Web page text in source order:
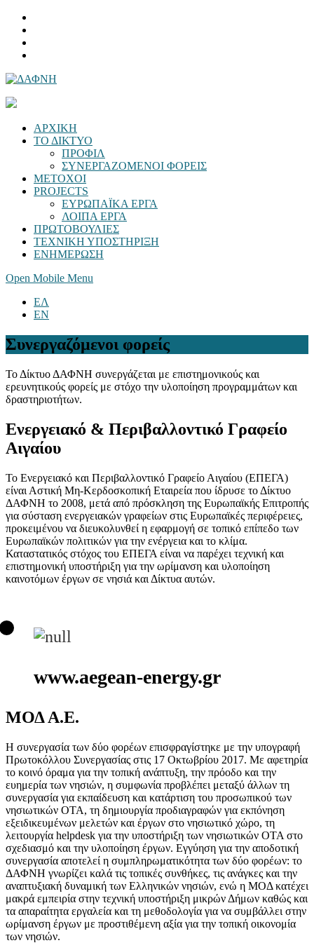
ΑΡΧΙΚΗ
ΤΟ ΔΙΚΤΥΟ
ΠΡΟΦΙΛ
ΣΥΝΕΡΓΑΖΟΜΕΝΟΙ ΦΟΡΕΙΣ
ΜΕΤΟΧΟΙ
PROJECTS
ΕΥΡΩΠΑΪΚΑ ΕΡΓΑ
ΛΟΙΠΑ ΕΡΓΑ
ΠΡΩΤΟΒΟΥΛΙΕΣ
ΤΕΧΝΙΚΗ ΥΠΟΣΤΗΡΙΞΗ
ΕΝΗΜΕΡΩΣΗ
Open Mobile Menu
ΕΛ
EN
Συνεργαζόμενοι φορείς
Το Δίκτυο ΔΑΦΝΗ συνεργάζεται με επιστημονικούς και
ερευνητικούς φορείς με στόχο την υλοποίηση προγραμμάτων και
δραστηριοτήτων.
Ενεργειακό & Περιβαλλοντικό Γραφείο
Αιγαίου
Το Ενεργειακό και Περιβαλλοντικό Γραφείο Αιγαίου (ΕΠΕΓΑ)
είναι Αστική Μη-Κερδοσκοπική Εταιρεία που ίδρυσε το Δίκτυο
ΔΑΦΝΗ το 2008, μετά από πρόσκληση της Ευρωπαϊκής Επιτροπής
για σύσταση ενεργειακών γραφείων στις Ευρωπαϊκές περιφέρειες,
προκειμένου να διευκολυνθεί η εφαρμογή σε τοπικό επίπεδο των
Ευρωπαϊκών πολιτικών για την ενέργεια και το κλίμα.
Καταστατικός στόχος του ΕΠΕΓΑ είναι να παρέχει τεχνική και
επιστημονική υποστήριξη για την ωρίμανση και υλοποίηση
καινοτόμων έργων σε νησιά και Δίκτυα αυτών.
www.aegean-energy.gr
ΜΟΔ Α.Ε.
Η συνεργασία των δύο φορέων επισφραγίστηκε με την υπογραφή
Πρωτοκόλλου Συνεργασίας στις 17 Οκτωβρίου 2017. Με αφετηρία
το κοινό όραμα για την τοπική ανάπτυξη, την πρόοδο και την
ευημερία των νησιών, η συμφωνία προβλέπει μεταξύ άλλων τη
συνεργασία για εκπαίδευση και κατάρτιση του προσωπικού των
νησιωτικών ΟΤΑ, τη δημιουργία προδιαγραφών για εκπόνηση
εξειδικευμένων μελετών και έργων στο νησιωτικό χώρο, τη
λειτουργία helpdesk για την υποστήριξη των νησιωτικών ΟΤΑ στο
σχεδιασμό και την υλοποίηση έργων. Εγγύηση για την αποδοτική
συνεργασία αποτελεί η συμπληρωματικότητα των δύο φορέων: το
ΔΑΦΝΗ γνωρίζει καλά τις τοπικές συνθήκες, τις ανάγκες και την
αναπτυξιακή δυναμική των Ελληνικών νησιών, ενώ η ΜΟΔ κατέχει
μακρά εμπειρία στην τεχνική υποστήριξη μικρών Δήμων καθώς και
τα απαραίτητα εργαλεία και τη μεθοδολογία για να συμβάλλει στην
ωρίμανση έργων με προστιθέμενη αξία για την τοπική οικονομία
των νησιών.